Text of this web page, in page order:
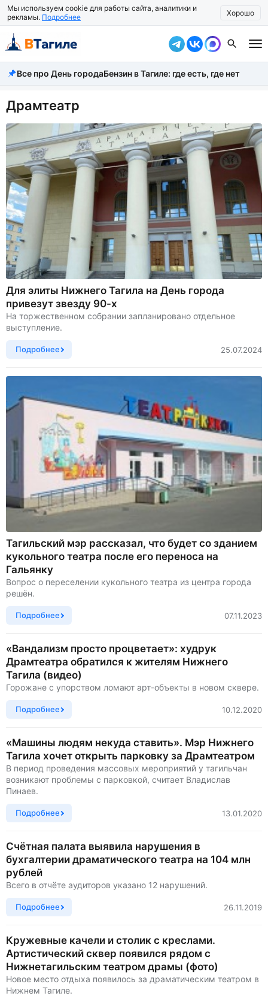
Мы используем cookie для работы сайта, аналитики и
рекламы. Подробнее Хорошо
Все новости
Происшествия
Город
Власть
Жизнь
Экономика
Общество
Рассказать новость
Все про День городаБензин в Тагиле: где есть, где нет
Драмтеатр
Для элиты Нижнего Тагила на День города
привезут звезду 90-х
На торжественном собрании запланировано отдельное
выступление.
Подробнее 25.07.2024
Тагильский мэр рассказал, что будет со зданием
кукольного театра после его переноса на
Гальянку
Вопрос о переселении кукольного театра из центра города
решён.
Подробнее 07.11.2023
«Вандализм просто процветает»: худрук
Драмтеатра обратился к жителям Нижнего
Тагила (видео)
Горожане с упорством ломают арт-объекты в новом сквере.
Подробнее 10.12.2020
«Машины людям некуда ставить». Мэр Нижнего
Тагила хочет открыть парковку за Драмтеатром
В период проведения массовых мероприятий у тагильчан
возникают проблемы с парковкой, считает Владислав
Пинаев.
Подробнее 13.01.2020
Счётная палата выявила нарушения в
бухгалтерии драматического театра на 104 млн
рублей
Всего в отчёте аудиторов указано 12 нарушений.
Подробнее 26.11.2019
Кружевные качели и столик с креслами.
Артистический сквер появился рядом с
Нижнетагильским театром драмы (фото)
Новое место отдыха появилось за драматическим театром в
Нижнем Тагиле.